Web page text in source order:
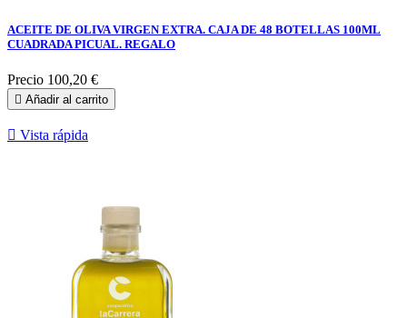
ACEITE DE OLIVA VIRGEN EXTRA. CAJA DE 48 BOTELLAS 100ML
CUADRADA PICUAL. REGALO
Precio 100,20 €
 Añadir al carrito
 Vista rápida